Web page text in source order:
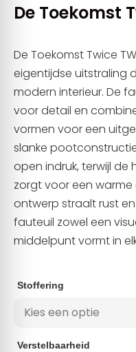
De Toekomst
De Toekomst Twice
eigentijdse uitstraling
modern interieur. De
voor detail en
vormen voor een
slanke
open indruk, terwijl
zorgt voor een
ontwerp straalt rust
fauteuil zowel een
middelpunt vormt in
Stoffering
Verstelbaarheid